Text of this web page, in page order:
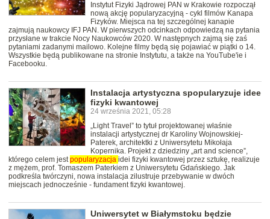
Instytut Fizyki Jądrowej PAN w Krakowie rozpoczął
nową akcję popularyzacyjną - cykl filmów Kanapa
Fizyków. Miejsca na tej szczególnej kanapie
zajmują naukowcy IFJ PAN. W pierwszych odcinkach odpowiedzą na pytania
przysłane w trakcie Nocy Naukowców 2020. W następnych zajmą się zaś
pytaniami zadanymi mailowo. Kolejne filmy będą się pojawiać w piątki o 14.
Wszystkie będą publikowane na stronie Instytutu, a także na YouTube'ie i
Facebooku.
Instalacja artystyczna spopularyzuje idee
fizyki kwantowej
24 września 2021, 05:28
„Light Travel” to tytuł projektowanej właśnie
instalacji artystycznej dr Karoliny Wojnowskiej-
Paterek, architektki z Uniwersytetu Mikołaja
Kopernika. Projekt z dziedziny „art and science”,
którego celem jestpopularyzacja idei fizyki kwantowej przez sztukę, realizuje
z mężem, prof. Tomaszem Paterkiem z Uniwersytetu Gdańskiego. Jak
podkreśla twórczyni, nowa instalacja zilustruje przebywanie w dwóch
miejscach jednocześnie - fundament fizyki kwantowej.
Uniwersytet w Białymstoku będzie